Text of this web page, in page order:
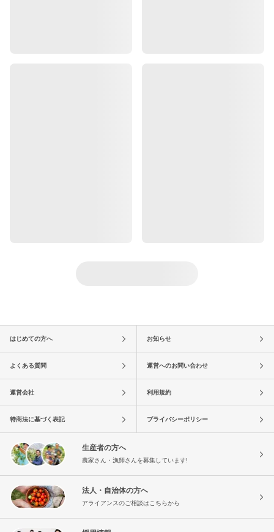
はじめての方へ お知らせ
よくある質問 運営へのお問い合わせ
運営会社 利用規約
特商法に基づく表記 プライバシーポリシー
生産者の方へ
農家さん・漁師さんを募集しています!
法人・自治体の方へ
アライアンスのご相談はこちらから